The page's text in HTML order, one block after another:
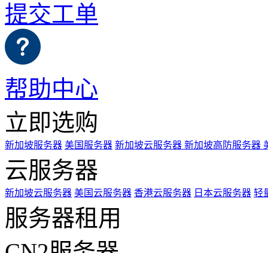
提交工单
帮助中心
立即选购
新加坡服务器 美国服务器 新加坡云服务器 新加坡高防服务器
云服务器
新加坡云服务器 美国云服务器 香港云服务器 日本云服务器 轻
服务器租用